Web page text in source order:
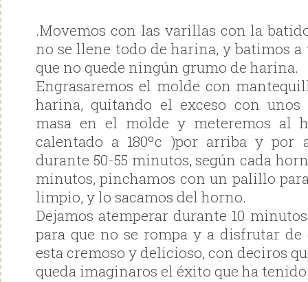
.Movemos con las varillas con la
no se llene todo de harina, y batimos a
que no quede ningún grumo de harina.
Engrasaremos el molde con
harina, quitando el exceso con unos
masa en el molde y meteremos al
calentado a 180ºc )por arriba y por
durante 50-55 minutos, según cada
minutos, pinchamos con un palillo
limpio, y lo sacamos del horno.
Dejamos atemperar durante 10
para que no se rompa y a disfrutar de
esta cremoso y delicioso, con deciros
queda imaginaros el éxito que ha